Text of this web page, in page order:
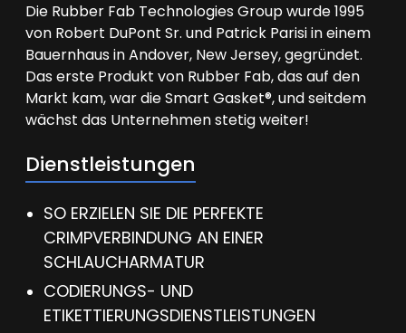
Die Rubber Fab Technologies Group wurde 1995
von Robert DuPont Sr. und Patrick Parisi in einem
Bauernhaus in Andover, New Jersey, gegründet.
Das erste Produkt von Rubber Fab, das auf den
Markt kam, war die Smart Gasket®, und seitdem
wächst das Unternehmen stetig weiter!
Dienstleistungen
SO ERZIELEN SIE DIE PERFEKTE
CRIMPVERBINDUNG AN EINER
SCHLAUCHARMATUR
CODIERUNGS- UND
ETIKETTIERUNGSDIENSTLEISTUNGEN